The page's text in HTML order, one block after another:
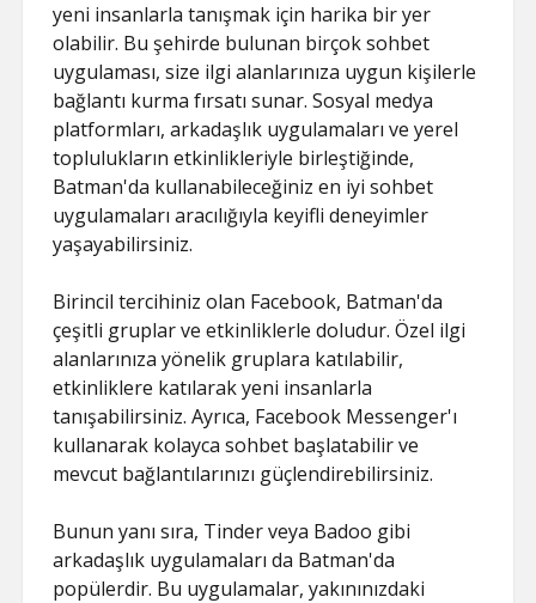
yeni insanlarla tanışmak için harika bir yer
olabilir. Bu şehirde bulunan birçok sohbet
uygulaması, size ilgi alanlarınıza uygun kişilerle
bağlantı kurma fırsatı sunar. Sosyal medya
platformları, arkadaşlık uygulamaları ve yerel
toplulukların etkinlikleriyle birleştiğinde,
Batman'da kullanabileceğiniz en iyi sohbet
uygulamaları aracılığıyla keyifli deneyimler
yaşayabilirsiniz.
Birincil tercihiniz olan Facebook, Batman'da
çeşitli gruplar ve etkinliklerle doludur. Özel ilgi
alanlarınıza yönelik gruplara katılabilir,
etkinliklere katılarak yeni insanlarla
tanışabilirsiniz. Ayrıca, Facebook Messenger'ı
kullanarak kolayca sohbet başlatabilir ve
mevcut bağlantılarınızı güçlendirebilirsiniz.
Bunun yanı sıra, Tinder veya Badoo gibi
arkadaşlık uygulamaları da Batman'da
popülerdir. Bu uygulamalar, yakınınızdaki